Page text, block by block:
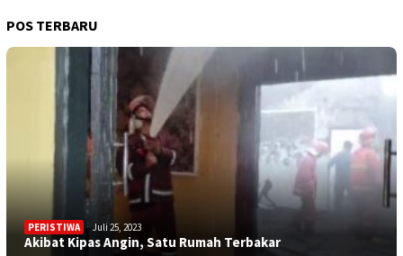
POS TERBARU
PERISTIWA Juli 25, 2023
Akibat Kipas Angin, Satu Rumah Terbakar